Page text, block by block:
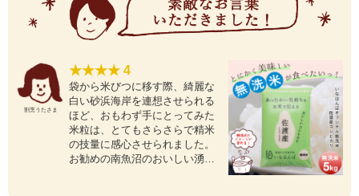
ぷぅさま
★★★★★ 5
佐渡のお米は間違いのない美味
しさ。さらに冬はお米を研ぐの
が辛いので、無洗米は本当にあ
りがたいです。リピートしま
す。
かずさま
★★★★★ 5
新築の際にご近所へのご挨拶用
に購入しました。新潟米でお味
も確か、見た目もおしゃれで、
手提げ袋もつけてくださってい
るので大変助かりました!
割烹うたさま
★★★★ 4
袋から米びつに移す際、綺麗な
白い砂浜海岸を連想させられる
ほど、おもわず手にとってみた
米粒は、とてもさらさらで精米
の技量に感心させられました。
お勧めの南魚沼のおいしい湧き
sweet.jcさま
★★★★★ 5
毎年の新米は夫の誕生日まで待
ってからの注文です。美味しさ
に笑顔がこぼれます♪ 今年も塩沢
産をいただけることに感謝で
す。価格が高騰しようがこの
「旨
lalaさま
★★★★★ 5
甘さもありとても美味しくいた
だきました。送料込みが他店と
の違いで感謝です。
azさま
★★★★ 4
両親におくりました。「到着し
て、早々に食べました。美味で
す。」とメールが届き、よかっ
たなと思いました。
くりぼうさま
★★★★★ 5
新之助の新米、待ってました〜!
やっぱりつやつやで美味しい。
美味しいお米食べると幸せ
ありちゃんさま
★★★★★ 5
前回からの早めの購入。我が家
の米が気に入ったか!娘が帰省時
にお米3kgを持って帰りました。
重いのに…と言うと、美味しい
ものは重くても運べる!とリュッ
クに入れて帰りました。これか
うめちゃんさま
★★★★★ 5
いつもおいしいお米をありがと
うございます。安心安全にいた
だけて大満足です。
くさま
★★★★★ 5
冷えても美味しいのでお弁当に
も良いです。 本当に美味しい
お米です、
azさま
★★★★ 4
両親に送りました。新潟のお米
はやっぱり美味しいと言ってい
ました。
佐知子さま
★★★★★ 5
定期便で購入している「いなほ
んぽオリジナルの魚沼産コシヒ
カリ」が無くなりそうだったの
で、こちらの商品を追加で購入
しました。味はもちろん美味し
くて満足です。定期便を利用し
ありちゃんさま
★★★★★ 5
来客があり、頑張って夕食を作
りました。お米料理として簡単
巻きずしを作ったのですが、す
ごく美味しいと言われました!お
米の味が全然違う!と言い、残っ
た巻きずしを全部お持ち帰りし
お米好きママさま
★★★★★ 5
こちらの商品を初めて購入しま
した。早速炊いてみましたが、
炊き上がりのお米がすごくつや
つやしていて、光っていまし
た。とても美味しくて、家族大
満足でした。また購入したいと
かずさま
★★★★★ 5
初めてこちらの商品を購入しま
した。やや大きめの粒でつやつ
やに炊き上がりました。香りも
良くお米一粒一粒が立ってい
て、口に運ぶともちもちした食
感と甘みが同時に感じられまし
ゆうきさま
★★★★★ 5
初めて購入させていただきまし
た。ツヤが良く、冷えても美味
しく、家族みんなで美味しくい
ただきました。
かずさま
★★★★★ 5
新之助の炊き上がりは、真っ
白、お米一粒一粒が立ってい
て、甘く香ばしい豊かな香りが
します。お茶碗に盛ってもつや
つやです。まずひとくち。口の
中で甘みが広がりもちもちした
マイスタリンさま
★★★★★ 5
”朱鷺米、知らなかったよ! ”と、
数年前父が入院していた当時そ
この病院で、栄養管理士さん
に、「パンよりも、ごはんの方
が良いな。」と一言言ったのを
皮切りに、朱鷺米のことが、話
くまさま
★★★★ 4
うまい
かずさま
★★★★★ 5
ケンベイのお米を数種類利用し
ています。商品の袋を開けると
いつも真っ白な粒の揃ったお米
が入っています。お米を研ぐと
きのワクワク、炊きあがって炊
飯器の蓋を開けるときのドキド
獅子座の男さま
★★★★★ 5
迅速な対応ありがとうございま
した。さすがに新潟産こしひか
りは味わいが全く違うと驚きま
した。またリピートさせていた
だきます。
ぷぅさま
★★★★★ 5
新潟のお米はどれも美味しいの
に、現在我が家では1番人気のお
米です。
炊き立てが美味しいのはもちろ
ん、一度冷凍したあとに温めな
おして食べるおにぎりも絶品で
くまさま
★★★★ 4
美味しい
ひまわりさま
★★★★★ 5
美味しいお米…と家族で喜んで
おります。発送も早く助かりま
す。いつもありがとうございま
す。
あさま
★★★★★ 5
新潟米の中でも一番美味しいと
感じるお米です。商品を10月に
購入いたしました。また購入い
たします。美味しくいただきま
した!
ありちゃんさま
★★★★★ 5
今年初の購入です。昨年、年度
末は知人たちから他産地のお米
をもらい、ラッキ-!と思い食べま
した。それなりに美味しいお米
でした。
でもなんか違う…私の好きなお
ありちゃんさま
★★★★★ 5
お友だちを呼んで手巻き寿司パ
ーティ-をしたところ、頑張って
買った新鮮なお魚よりもご飯の
美味しさをほめてもらいました!
どこのお米?美味しいわ!佐渡産の
お米って知らなかったわ…と。
ルーさま
★★★★★ 5
今年も待ちに待った新米、土鍋
で炊いておこげを少し作って食
べました。蓋を開けた時のお米
の香りが何とも言えず、粘りす
ぎず、程よい硬さでさっぱりし
た甘さのこしいぶきがすごく好
ちぃさま
★★★★★ 5
佐渡産のこちらのお米を定期的
に購入しております。土鍋で炊
くとお米がつやつやしていて、
甘味もあり本当に美味しくいた
だいております。今後も購入し
たいと思います!
ありちゃんさま
★★★★★ 5
浮気!?して、他の安いお米を買っ
てみましたがダメでした。本当
に美味しいお米は炊いただけの
ご飯でもパクパク食べれます
ね。美味しく食べて健康維持!こ
の猛暑を乗り切りたいです。